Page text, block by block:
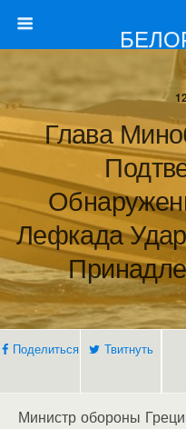
Глава
Лефкада
Поделиться Твитнуть
Министр обороны